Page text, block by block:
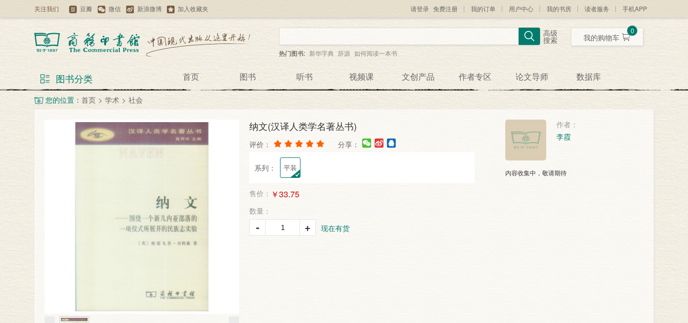
关注我们 豆瓣 微信 新浪微博 加入收藏夹 请登录 免费注册 我的订单 用户中心 我的书房 读者服务 手机APP
高级
搜索
热门图书: 新华字典 辞源 如何阅读一本书
我的购物车
0
图书分类 首页 图书 听书 视频课 文创产品 作者专区 论文导师 数据库
您的位置： 首页 > 学术 > 社会
纳文(汉译人类学名著丛书)
评价： 分享：
系列： 平装
售价： ￥33.75
数量：
- + 现在有货
作者：
李霞
内容收集中，敬请期待